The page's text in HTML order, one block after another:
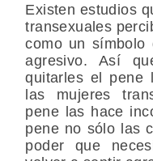
Existen estudios
transexuales
como un símbolo
agresivo. Así
quitarles el pene
las mujeres
pene las hace
pene no sólo las
poder que